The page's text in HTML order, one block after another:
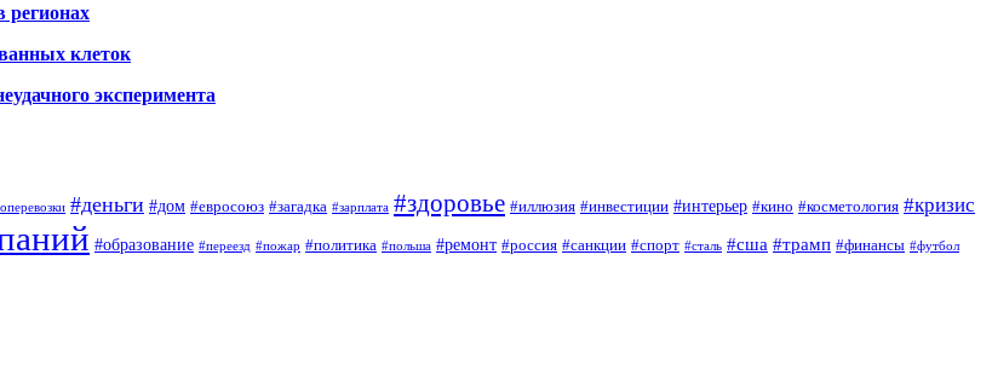
регионах
клеток
эксперимента
#деньги #дом #евросоюз #загадка #зарплата #здоровье #иллюзия #инвестиции #интерьер #кино #косметология #кризис
#образование #переезд #пожар #политика #польша #ремонт #россия #санкции #спорт #сталь #сша #трамп #финансы #футбол